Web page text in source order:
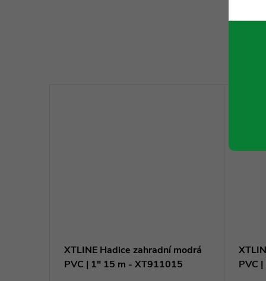
K
XTLINE Hadice zahradní modrá
PVC | 1" 15 m - XT911015
PVC